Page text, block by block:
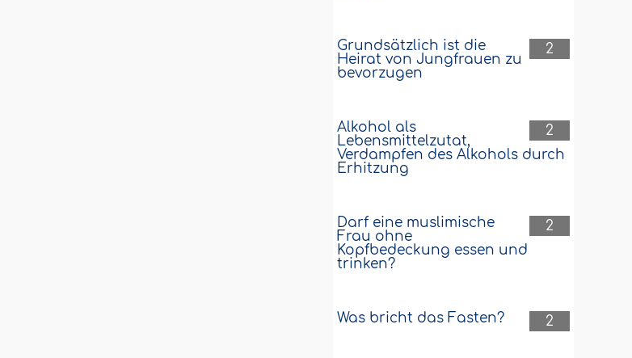
2
Grundsätzlich ist die
Heirat von Jungfrauen zu
bevorzugen
2
Alkohol als
Lebensmittelzutat,
Verdampfen des Alkohols durch
Erhitzung
2
Darf eine muslimische
Frau ohne
Kopfbedeckung essen und
trinken?
2
Was bricht das Fasten?